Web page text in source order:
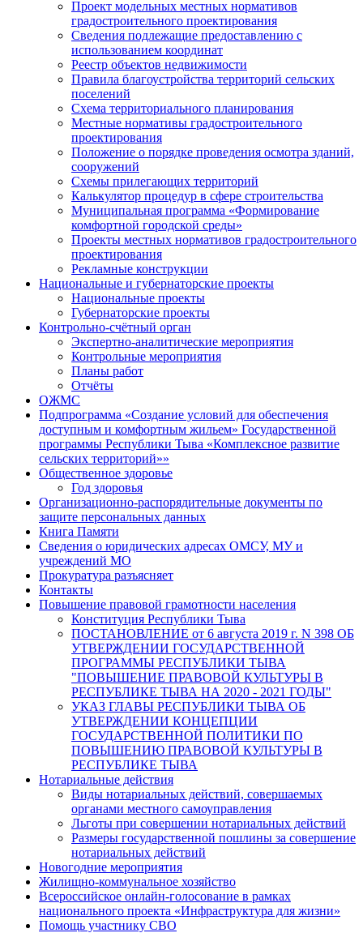
Проект модельных местных нормативов
градостроительного проектирования
Сведения подлежащие предоставлению с
использованием координат
Реестр объектов недвижимости
Правила благоустройства территорий сельских
поселений
Схема территориального планирования
Местные нормативы градостроительного
проектирования
Положение о порядке проведения осмотра зданий,
сооружений
Схемы прилегающих территорий
Калькулятор процедур в сфере строительства
Муниципальная программа «Формирование
комфортной городской среды»
Проекты местных нормативов градостроительного
проектирования
Рекламные конструкции
Национальные и губернаторские проекты
Национальные проекты
Губернаторские проекты
Контрольно-счётный орган
Экспертно-аналитические мероприятия
Контрольные мероприятия
Планы работ
Отчёты
ОЖМС
Подпрограмма «Создание условий для обеспечения
доступным и комфортным жильем» Государственной
программы Республики Тыва «Комплексное развитие
сельских территорий»»
Общественное здоровье
Год здоровья
Организационно-распорядительные документы по
защите персональных данных
Книга Памяти
Сведения о юридических адресах ОМСУ, МУ и
учреждений МО
Прокуратура разъясняет
Контакты
Повышение правовой грамотности населения
Конституция Республики Тыва
ПОСТАНОВЛЕНИЕ от 6 августа 2019 г. N 398 ОБ
УТВЕРЖДЕНИИ ГОСУДАРСТВЕННОЙ
ПРОГРАММЫ РЕСПУБЛИКИ ТЫВА
"ПОВЫШЕНИЕ ПРАВОВОЙ КУЛЬТУРЫ В
РЕСПУБЛИКЕ ТЫВА НА 2020 - 2021 ГОДЫ"
УКАЗ ГЛАВЫ РЕСПУБЛИКИ ТЫВА ОБ
УТВЕРЖДЕНИИ КОНЦЕПЦИИ
ГОСУДАРСТВЕННОЙ ПОЛИТИКИ ПО
ПОВЫШЕНИЮ ПРАВОВОЙ КУЛЬТУРЫ В
РЕСПУБЛИКЕ ТЫВА
Нотариальные действия
Виды нотариальных действий, совершаемых
органами местного самоуправления
Льготы при совершении нотариальных действий
Размеры государственной пошлины за совершение
нотариальных действий
Новогодние мероприятия
Жилищно-коммунальное хозяйство
Всероссийское онлайн-голосование в рамках
национального проекта «Инфраструктура для жизни»
Помощь участнику СВО